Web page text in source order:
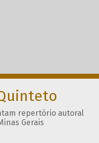
repertório autoral
Gerais